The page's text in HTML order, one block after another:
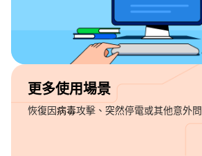
更多使用場景
恢復因病毒攻擊、突然停電或其他意外